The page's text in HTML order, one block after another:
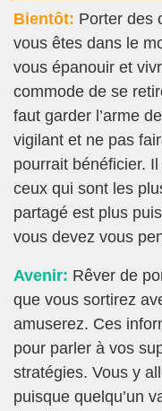
Bientôt: Porter des
vous êtes dans le
vous épanouir et
commode de se
faut garder l’arme
vigilant et ne pas
pourrait bénéficier.
ceux qui sont les
partagé est plus
vous devez vous
Avenir: Rêver de
que vous sortirez
amuserez. Ces
pour parler à vos
stratégies. Vous y
puisque quelqu’un